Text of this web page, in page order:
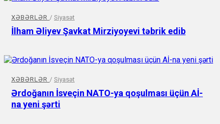
XƏBƏRLƏR / Siyasət
İlham Əliyev Şavkat Mirziyoyevi təbrik edib
XƏBƏRLƏR / Siyasət
Ərdoğanın İsveçin NATO-ya qoşulması üçün Aİ-
na yeni şərti